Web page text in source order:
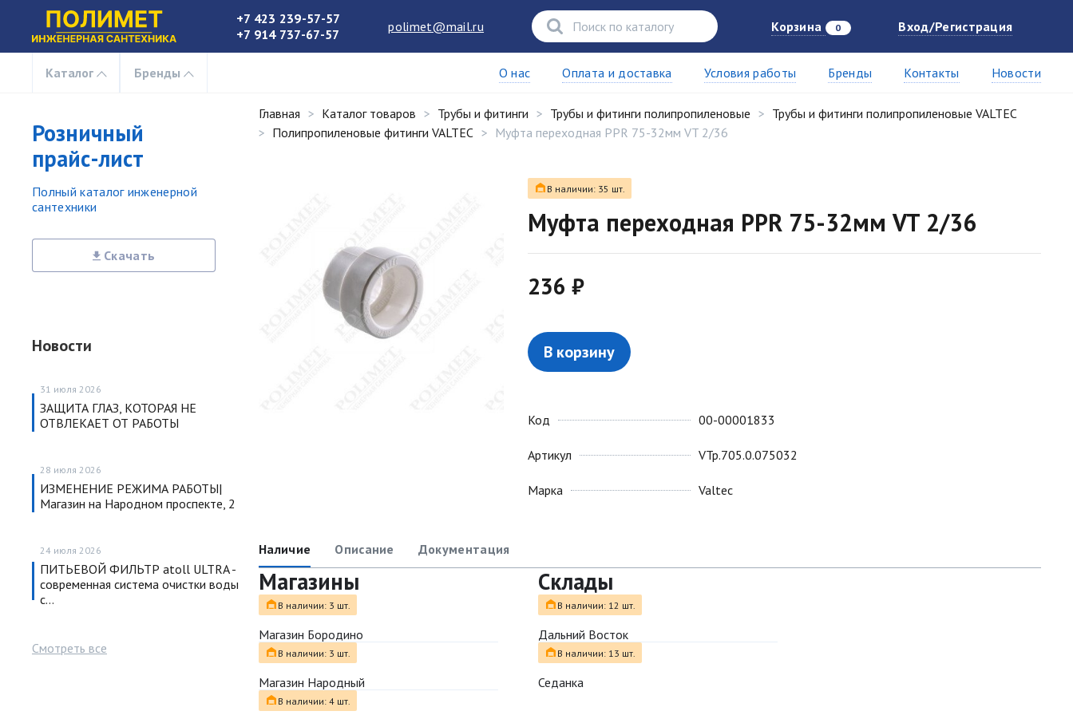
+7 423 239-57-57
+7 914 737-67-57
polimet@mail.ru Корзина 0 Вход/Регистрация
Каталог Бренды О нас Оплата и доставка Условия работы Бренды Контакты Новости
Розничный
прайс-лист
Полный каталог инженерной
сантехники
Скачать
Новости
31 июля 2026
ЗАЩИТА ГЛАЗ, КОТОРАЯ НЕ
ОТВЛЕКАЕТ ОТ РАБОТЫ
28 июля 2026
ИЗМЕНЕНИЕ РЕЖИМА РАБОТЫ|
Магазин на Народном проспекте, 2
24 июля 2026
ПИТЬЕВОЙ ФИЛЬТР atoll ULTRA -
современная система очистки воды
с…
Смотреть все
Главная Каталог товаров Трубы и фитинги Трубы и фитинги полипропиленовые
Трубы и фитинги полипропиленовые VALTEC
Полипропиленовые фитинги VALTEC
Муфта переходная PPR 75-32мм VT 2/36
В наличии: 35 шт.
Муфта переходная PPR 75-32мм VT 2/36
236 ₽
В корзину
Код
Артикул
Марка
00-00001833
VTp.705.0.075032
Valtec
Наличие Описание Документация
Магазины
В наличии: 3 шт.
Магазин Бородино
В наличии: 3 шт.
Магазин Народный
В наличии: 4 шт.
Склады
В наличии: 12 шт.
Дальний Восток
В наличии: 13 шт.
Седанка